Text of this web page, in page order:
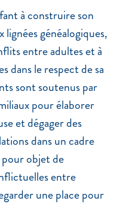
à construire son
généalogiques,
entre adultes et à
dans le respect de sa
sont soutenus par
pour élaborer
et dégager des
dans un cadre
pour objet de
entre
une place pour